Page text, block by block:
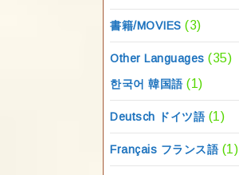
書籍/MOVIES (3)
Other Languages (35)
한국어 韓国語 (1)
Deutsch ドイツ語 (1)
Français フランス語 (1)